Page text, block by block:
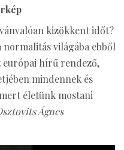
kizökkent időt?
normalitás világába ebből
európai hírű rendező,
mindennek és
életünk mostani
Ágnes